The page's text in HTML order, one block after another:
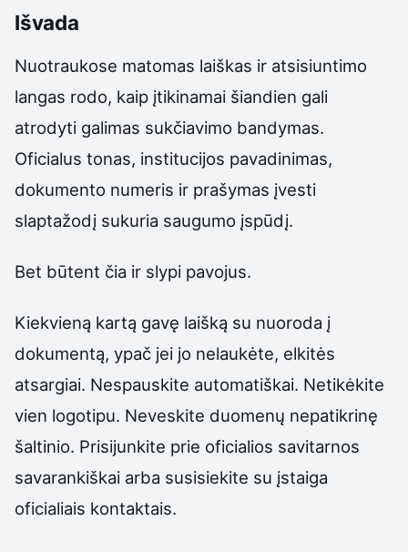
Išvada
Nuotraukose matomas laiškas ir atsisiuntimo
langas rodo, kaip įtikinamai šiandien gali
atrodyti galimas sukčiavimo bandymas.
Oficialus tonas, institucijos pavadinimas,
dokumento numeris ir prašymas įvesti
slaptažodį sukuria saugumo įspūdį.
Bet būtent čia ir slypi pavojus.
Kiekvieną kartą gavę laišką su nuoroda į
dokumentą, ypač jei jo nelaukėte, elkitės
atsargiai. Nespauskite automatiškai. Netikėkite
vien logotipu. Neveskite duomenų nepatikrinę
šaltinio. Prisijunkite prie oficialios savitarnos
savarankiškai arba susisiekite su įstaiga
oficialiais kontaktais.